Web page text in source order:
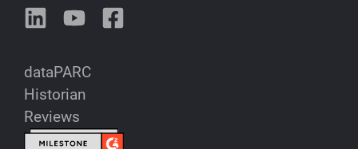
dataPARC
Historian
Reviews